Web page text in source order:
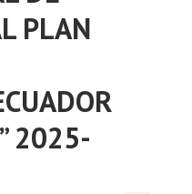
PLAN
2025-